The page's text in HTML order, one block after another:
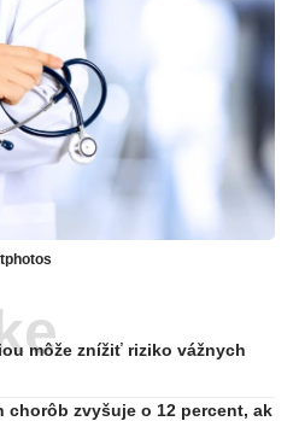
môže znížiť riziko vážnych
chorôb zvyšuje o 12 percent, ak